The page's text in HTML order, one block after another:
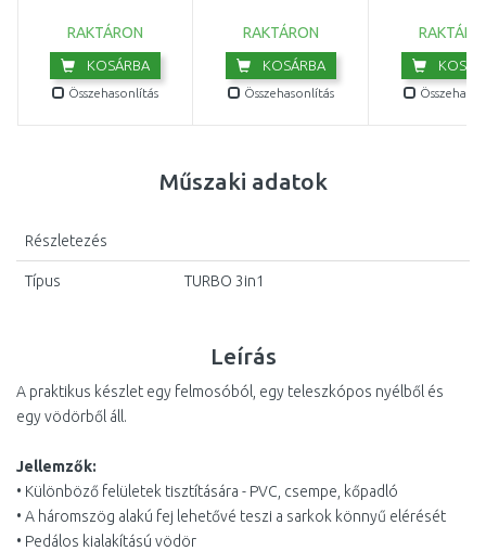
RAKTÁRON
KOSÁRBA
Összehasonlítás
RAKTÁRON
KOSÁRBA
Összehasonlítás
Leírás
A praktikus készlet egy felmosóból, egy teleszkópos nyélből és
egy vödörből áll.
Jellemzők:
• Különböző felületek tisztítására - PVC, csempe, kőpadló
• A háromszög alakú fej lehetővé teszi a sarkok könnyű elérését
• Pedálos kialakítású vödör
Műszaki adatok
Részletezés
Típus TURBO 3in1